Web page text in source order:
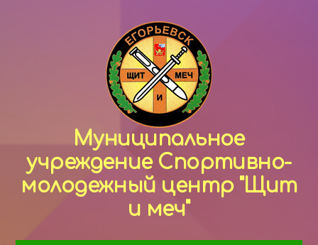
Муниципальное
учреждение Спортивно-
молодежный центр "Щит
и меч"